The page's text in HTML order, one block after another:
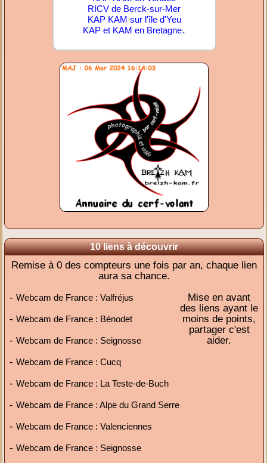
RICV de Berck-sur-Mer
KAP KAM sur l'île d'Yeu
KAP et KAM en Bretagne.
10 liens à découvrir
Remise à 0 des compteurs une fois par an, chaque lien
aura sa chance.
-Webcam de France : Valfréjus
-Webcam de France : Bénodet
-Webcam de France : Seignosse
-Webcam de France : Cucq
-Webcam de France : La Teste-de-Buch
-Webcam de France : Alpe du Grand Serre
-Webcam de France : Valenciennes
-Webcam de France : Seignosse
Mise en avant
des liens ayant le
moins de points,
partager c'est
aider.